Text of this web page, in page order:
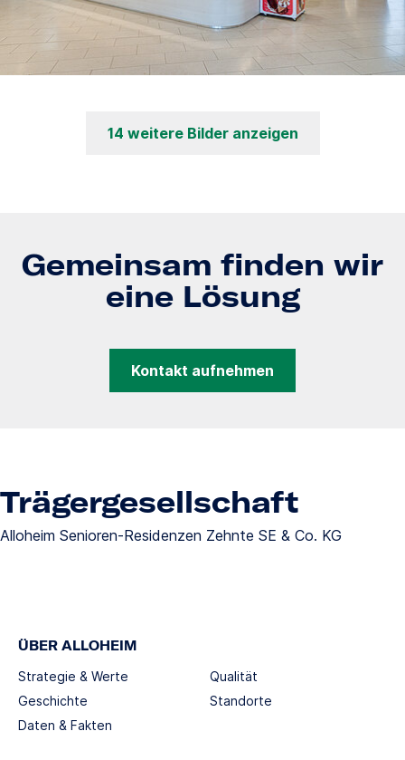
14 weitere Bilder anzeigen
Gemeinsam finden wir
eine Lösung
Kontakt aufnehmen
Trägergesellschaft
Alloheim Senioren-Residenzen Zehnte SE & Co. KG
ÜBER ALLOHEIM
Strategie & Werte
Geschichte
Daten & Fakten
Qualität
Standorte